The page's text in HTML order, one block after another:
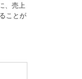
、売上
ことが